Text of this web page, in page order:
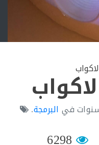
فيالبرمجة.
6298